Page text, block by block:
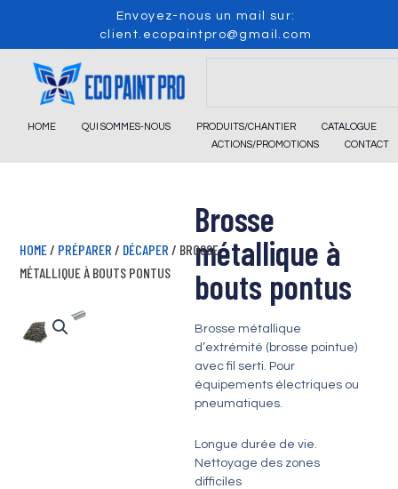
content
Envoyez-nous un mail sur:
client.ecopaintpro@gmail.com
HOME QUI SOMMES-NOUS PRODUITS/CHANTIER
CATALOGUE
ACTIONS/PROMOTIONS
CONTACT
Brosse
métallique à
bouts pontus
Brosse métallique
d’extrémité (brosse pointue)
avec fil serti. Pour
équipements électriques ou
pneumatiques.
Longue durée de vie.
Nettoyage des zones
difficiles
HOME / PRÉPARER / DÉCAPER / BROSSE
MÉTALLIQUE À BOUTS PONTUS